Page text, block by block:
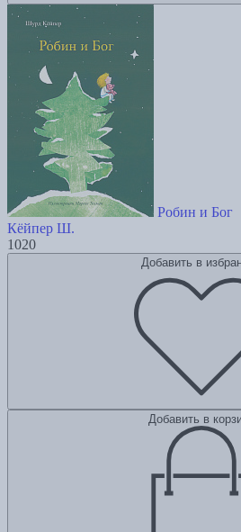
Робин и Бог
Кёйпер Ш.
1020
Добавить в
Добавить в